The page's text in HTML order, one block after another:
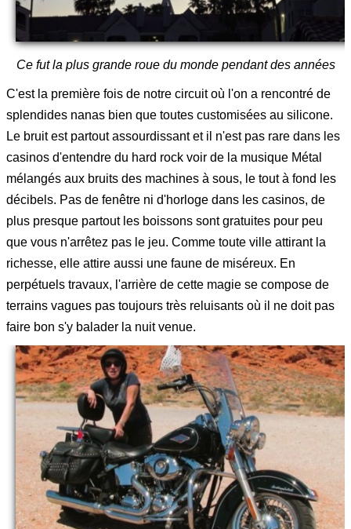
Ce fut la plus grande roue du monde pendant des années
C'est la première fois de notre circuit où l'on a rencontré de
splendides nanas bien que toutes customisées au silicone.
Le bruit est partout assourdissant et il n'est pas rare dans les
casinos d'entendre du hard rock voir de la musique Métal
mélangés aux bruits des machines à sous, le tout à fond les
décibels. Pas de fenêtre ni d'horloge dans les casinos, de
plus presque partout les boissons sont gratuites pour peu
que vous n'arrêtez pas le jeu. Comme toute ville attirant la
richesse, elle attire aussi une faune de miséreux. En
perpétuels travaux, l'arrière de cette magie se compose de
terrains vagues pas toujours très reluisants où il ne doit pas
faire bon s'y balader la nuit venue.